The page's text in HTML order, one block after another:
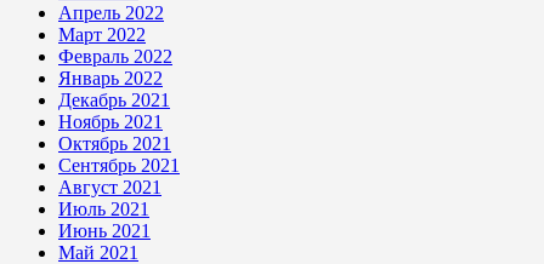
Апрель 2022
Март 2022
Февраль 2022
Январь 2022
Декабрь 2021
Ноябрь 2021
Октябрь 2021
Сентябрь 2021
Август 2021
Июль 2021
Июнь 2021
Май 2021